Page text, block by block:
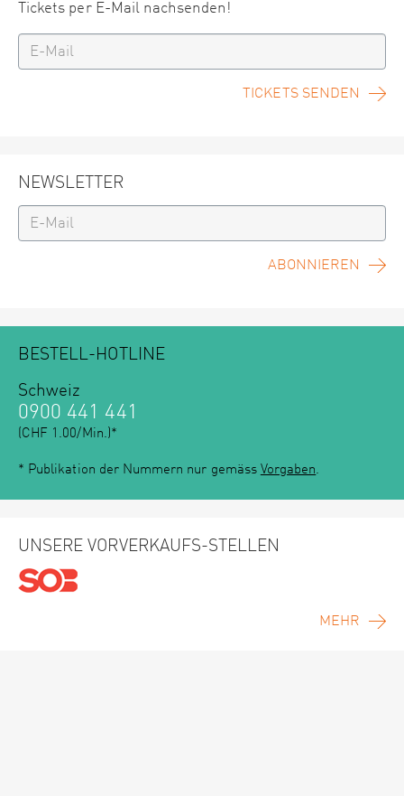
Tickets per E-Mail nachsenden!
TICKETS SENDEN
NEWSLETTER
ABONNIEREN
BESTELL-HOTLINE
Schweiz
0900 441 441
(CHF 1.00/Min.)*
* Publikation der Nummern nur gemäss Vorgaben.
UNSERE VORVERKAUFS-STELLEN
MEHR